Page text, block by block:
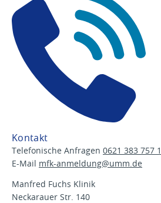
Kontakt
Telefonische Anfragen 0621 383 757
E-Mail mfk-anmeldung@umm.de
Manfred Fuchs Klinik
Neckarauer Str. 140